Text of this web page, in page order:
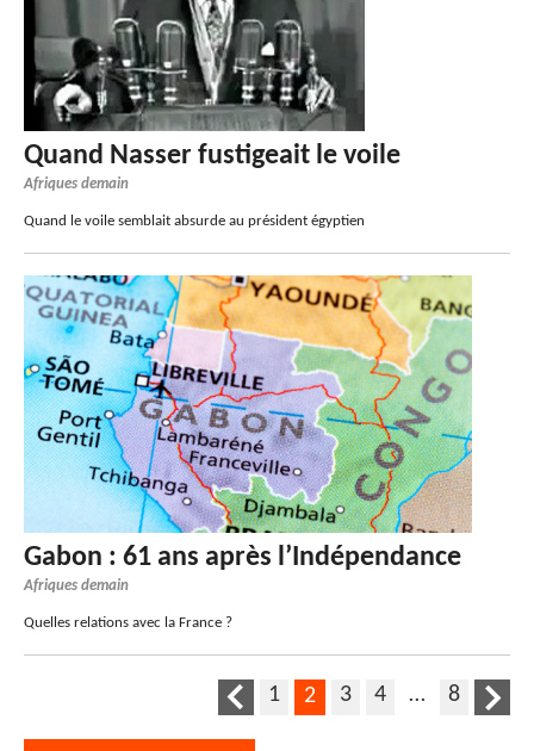
Quand Nasser fustigeait le voile
Afriques demain
Quand le voile semblait absurde au président égyptien
Gabon : 61 ans après l’Indépendance
Afriques demain
Quelles relations avec la France ?
1 2 3 4 … 8